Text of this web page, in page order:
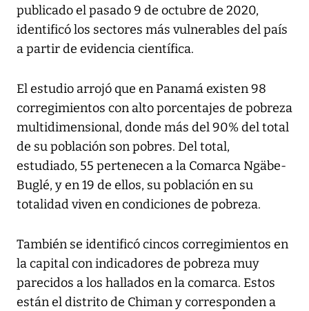
publicado el pasado 9 de octubre de 2020,
identificó los sectores más vulnerables del país
a partir de evidencia científica.
El estudio arrojó que en Panamá existen 98
corregimientos con alto porcentajes de pobreza
multidimensional, donde más del 90% del total
de su población son pobres. Del total,
estudiado, 55 pertenecen a la Comarca Ngäbe-
Buglé, y en 19 de ellos, su población en su
totalidad viven en condiciones de pobreza.
También se identificó cincos corregimientos en
la capital con indicadores de pobreza muy
parecidos a los hallados en la comarca. Estos
están el distrito de Chiman y corresponden a